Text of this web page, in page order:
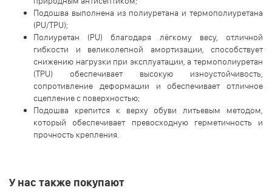
Подошва выполнена из полиуретана и термополиуретана
(PU/TPU);
Полиуретан (PU) благодаря лёгкому весу, отличной
гибкости и великолепной амортизации, способствует
снижению нагрузки при эксплуатации, а термополиуретан
(TPU) обеспечивает высокую изноустойчивость,
сопротивление деформации и обеспечивает отличное
сцепление с поверхностью;
Подошва крепится к верху обуви литьевым методом,
который обеспечивает превосходную герметичность и
прочность крепления.
У нас также покупают